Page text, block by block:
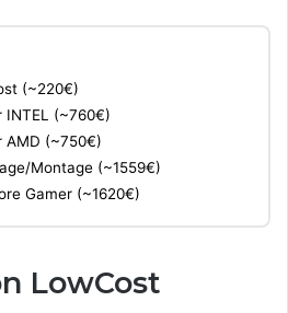
(~220€)
INTEL (~760€)
AMD (~750€)
Montage (~1559€)
Gamer (~1620€)
LowCost